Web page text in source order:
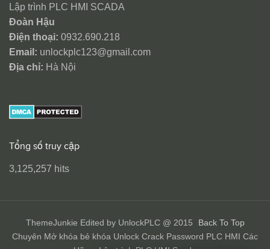
Lập trình PLC HMI SCADA
Đoàn Hậu
Điện thoại: 0932.690.218
Email: unlockplc123@gmail.com
Địa chỉ: Hà Nội
Tổng số truy cập
3,125,257 hits
ThemeJunkie Edited by UnlockPLC @ 2015
Back To Top
Chuyên Mở khóa bẻ khóa Unlock Crack Password PLC HMI Các